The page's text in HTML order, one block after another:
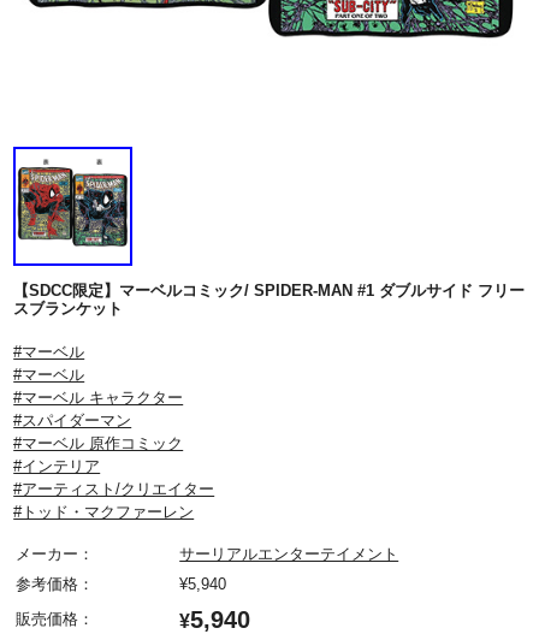
【SDCC限定】マーベルコミック/ SPIDER-MAN #1 ダブルサイド フリー
スブランケット
#マーベル
#マーベル
#マーベル キャラクター
#スパイダーマン
#マーベル 原作コミック
#インテリア
#アーティスト/クリエイター
#トッド・マクファーレン
メーカー：
サーリアルエンターテイメント
参考価格：
¥5,940
販売価格：
¥5,940